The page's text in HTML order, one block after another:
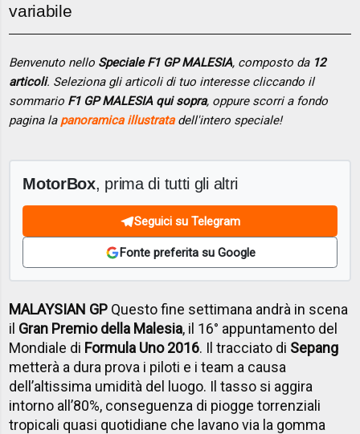
variabile
Benvenuto nello Speciale F1 GP MALESIA, composto da 12
articoli. Seleziona gli articoli di tuo interesse cliccando il
sommario F1 GP MALESIA qui sopra, oppure scorri a fondo
pagina la panoramica illustratadell'intero speciale!
MotorBox, prima di tutti gli altri
Seguici su Telegram
Fonte preferita su Google
MALAYSIAN GP Questo fine settimana andrà in scena
il Gran Premio della Malesia, il 16° appuntamento del
Mondiale di Formula Uno 2016. Il tracciato di Sepang
metterà a dura prova i piloti e i team a causa
dell’altissima umidità del luogo. Il tasso si aggira
intorno all’80%, conseguenza di piogge torrenziali
tropicali quasi quotidiane che lavano via la gomma